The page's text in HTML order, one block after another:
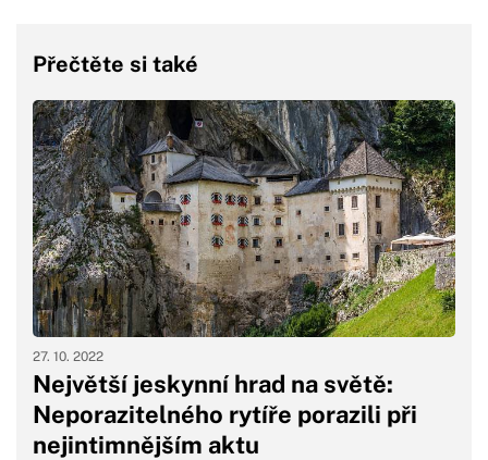
Přečtěte si také
Největší jeskynní hrad na světě:
Neporazitelného rytíře porazili při
nejintimnějším aktu
27. 10. 2022